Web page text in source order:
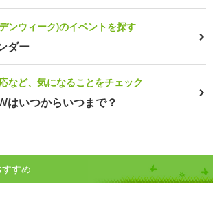
ンウィーク)のイベントを探す
ダー
など、気になることをチェック
はいつからいつまで？
すめ